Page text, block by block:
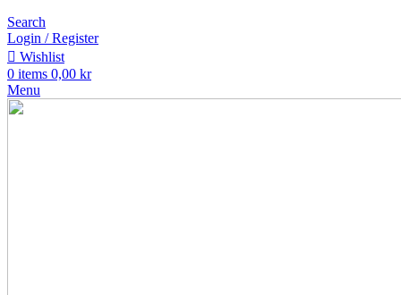
Search
Login / Register
Wishlist
0 items 0,00 kr
Menu